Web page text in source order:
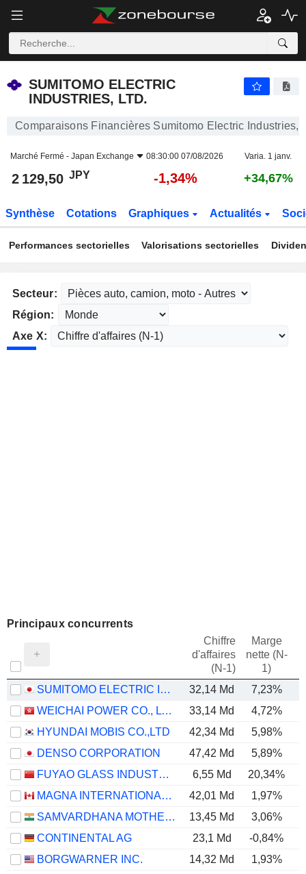
SUMITOMO ELECTRIC
INDUSTRIES, LTD.
Comparaisons Financières Sumitomo Electric Industries,
Marché Fermé - Japan Exchange 08:30:00 07/08/2026 Varia. 1 janv.
2 129,50 JPY -1,34% +34,67%
Synthèse Cotations Graphiques Actualités
Performances sectorielles Valorisations sectorielles
Secteur:
Région:
Axe X:
Principaux concurrents
Chiffre
d'affaires
(N-1)
Marge
nette (N-
1)
SUMITOMO ELECTRIC INDUSTRIES, LTD. 32,14 Md 7,23%
WEICHAI POWER CO., LTD.
33,14 Md 4,72%
HYUNDAI MOBIS CO.,LTD
42,34 Md 5,98%
DENSO CORPORATION
47,42 Md 5,89%
FUYAO GLASS INDUSTRY GROUP CO., LTD.
6,55 Md 20,34%
MAGNA INTERNATIONAL INC.
42,01 Md 1,97%
SAMVARDHANA MOTHERSON INTERNATIONAL LIMITED
13,45 Md 3,06%
CONTINENTAL AG
23,1 Md -0,84%
BORGWARNER INC.
14,32 Md 1,93%